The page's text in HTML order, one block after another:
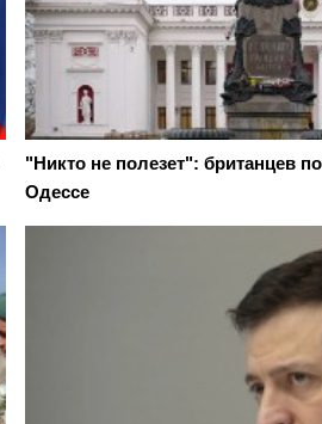
"Никто не полезет": британцев
Одессе